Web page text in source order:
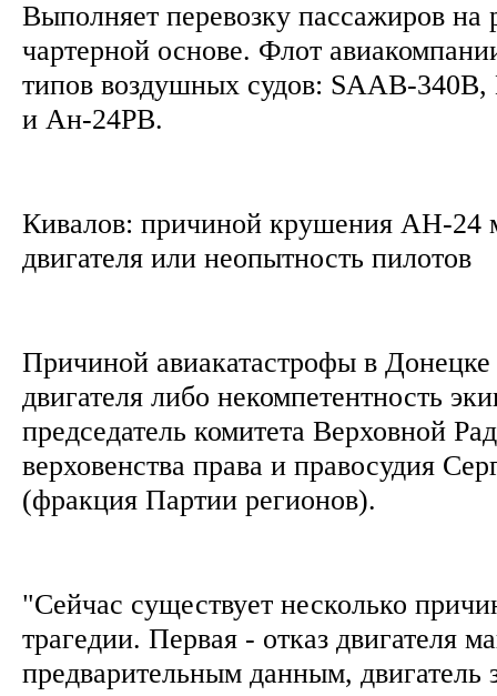
Выполняет перевозку пассажиров на
чартерной основе. Флот
типов воздушных судов: SAAB-
и Ан-24РВ.
Кивалов: причиной крушения АН-24
двигателя или неопытность пилотов
Причиной авиакатастрофы в Донецке
двигателя либо некомпетентность
председатель комитета Верховной
верховенства права и правосудия
(фракция Партии регионов).
"Сейчас существует несколько
трагедии. Первая - отказ двигателя
предварительным данным, двигатель